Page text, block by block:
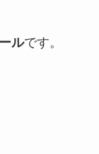
ルです。